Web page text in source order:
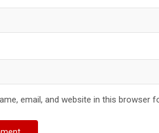
email, and website in this browser